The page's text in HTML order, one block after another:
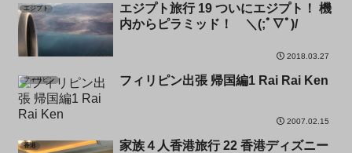
エジプト
エジプト旅行 19 ついにエジプト！ 機
内からピラミッド！ ＼(;ﾟ∇ﾟ)/
2018.03.27
フィリピン フィリピン出張 帰国編1 Rai Rai Ken
2007.02.15
香港
家族４人香港旅行 22 香港ディズニー